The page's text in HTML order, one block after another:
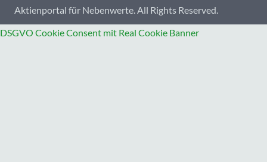
Aktienportal für Nebenwerte. All Rights Reserved.
DSGVO Cookie Consent mit Real Cookie Banner